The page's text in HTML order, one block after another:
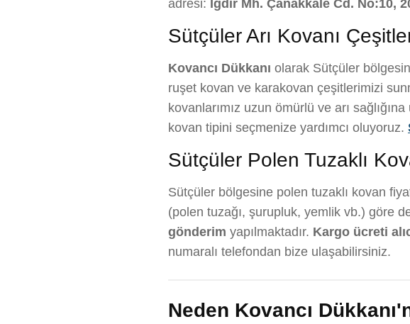
adresi: İğdir Mh. Çanakkale Cd. No:10,
Sütçüler Arı Kovanı
Kovancı Dükkanı olarak Sütçüler
ruşet kovan ve karakovan çeşitlerimizi
kovanlarımız uzun ömürlü ve arı
kovan tipini seçmenize yardımcı oluyoruz.
Sütçüler Polen Tuzaklı
Sütçüler bölgesine polen tuzaklı kovan
(polen tuzağı, şurupluk, yemlik vb.) göre
gönderim yapılmaktadır. Kargo ücreti
numaralı telefondan bize ulaşabilirsiniz.
Neden Kovancı